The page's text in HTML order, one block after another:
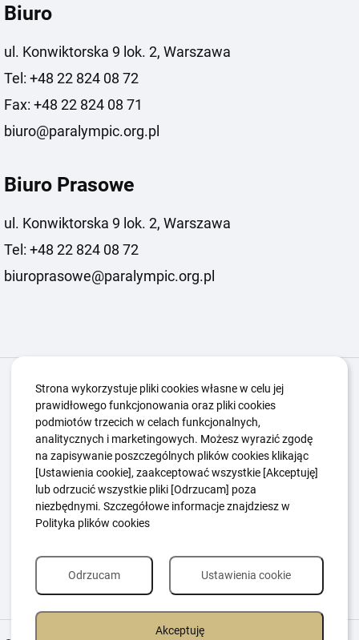
Biuro
ul. Konwiktorska 9 lok. 2, Warszawa
Tel: +48 22 824 08 72
Fax: +48 22 824 08 71
biuro@paralympic.org.pl
Biuro Prasowe
ul. Konwiktorska 9 lok. 2, Warszawa
Tel: +48 22 824 08 72
biuroprasowe@paralympic.org.pl
Igrzyska Paralimpijskie O nas
Kwalifikacje ZSK
Kluby Aktualności
Edukacja
Guttmanny Kontakt
Polityka Ochrony Dzieci
Sygnaliści
Polityka plików cookie
Strona wykorzystuje pliki cookies własne w celu jej
prawidłowego funkcjonowania oraz pliki cookies
podmiotów trzecich w celach funkcjonalnych,
analitycznych i marketingowych. Możesz wyrazić zgodę
na zapisywanie poszczególnych plików cookies klikając
[Ustawienia cookie], zaakceptować wszystkie [Akceptuję]
lub odrzucić wszystkie pliki [Odrzucam] poza
niezbędnymi. Szczegółowe informacje znajdziesz w
Polityka plików cookies
Akceptuję
Ustawienia cookie
Odrzucam